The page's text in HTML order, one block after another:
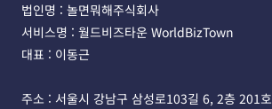
법인명 : 놀면뭐해주식회사
서비스명 : 월드비즈타운 WorldBizTown
대표 : 이동근
주소 : 서울시 강남구 삼성로103길 6, 2층 201호